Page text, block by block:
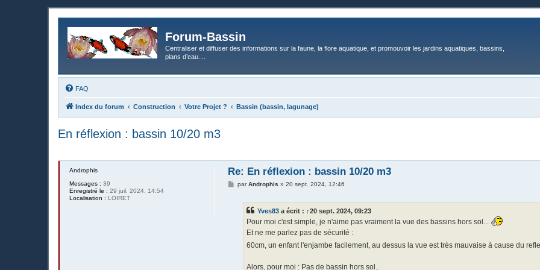
Forum-Bassin
Centraliser et diffuser des informations sur la faune, la flore aquatique, et promouvoir les jardins aquatiques, bassins,
plans d’eau....
FAQ
Index du forum Construction Votre Projet ? Bassin (bassin, lagunage)
En réflexion : bassin 10/20 m3
Androphis
Messages : 39
Enregistré le : 29 juil. 2024, 14:54
Localisation : LOIRET
Re: En réflexion : bassin 10/20 m3
MparAndrophis »20 sept. 2024, 12:46
Yves83 a écrit : ↑20 sept. 2024, 09:23
Pour moi c'est simple, je n'aime pas vraiment la vue des bassins hors sol...
Et ne me parlez pas de sécurité :
60cm, un enfant l'enjambe facilement, au dessus la vue est très mauvaise à cause du
Alors, pour moi : Pas de bassin hors sol..